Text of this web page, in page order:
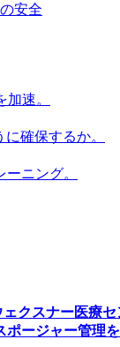
安全
速。
確保するか。
ニング。
クスナー医療セ
ポージャー管理